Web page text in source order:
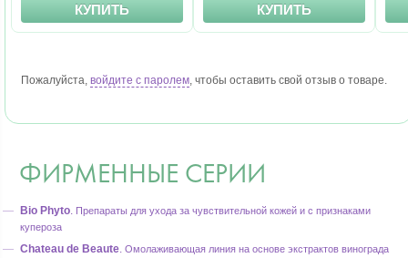
КУПИТЬ КУПИТЬ
Пожалуйста, войдите с паролем, чтобы оставить свой отзыв о товаре.
ФИРМЕННЫЕ СЕРИИ
Bio Phyto. Препараты для ухода за чувствительной кожей и с признаками
купероза
Chateau de Beaute. Омолаживающая линия на основе экстрактов винограда